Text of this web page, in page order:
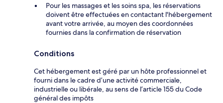
Pour les massages et les soins spa, les réservations
doivent être effectuées en contactant l'hébergement
avant votre arrivée, au moyen des coordonnées
fournies dans la confirmation de réservation
Conditions
Cet hébergement est géré par un hôte professionnel et
fourni dans le cadre d’une activité commerciale,
industrielle ou libérale, au sens de l’article 155 du Code
général des impôts